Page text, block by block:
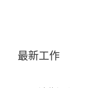
最新工作